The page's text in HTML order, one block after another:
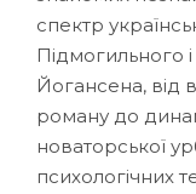
спектр
Підмогильного
Йогансена, від
роману до
новаторської
психологічних